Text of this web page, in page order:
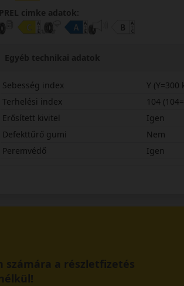
cimke adatok:
Egyéb technikai adatok
Sebesség index
Y (Y=300
Terhelési index
104
Erősített kivitel
Igen
Defekttűrő gumi
Nem
Peremvédő
Igen
számára a részletfizetés